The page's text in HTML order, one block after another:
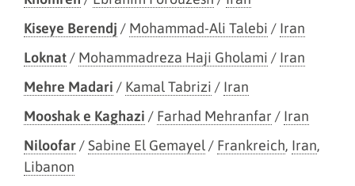
Kiseye Berendj / Mohammad-Ali Talebi / Iran
Loknat/ Mohammadreza Haji Gholami / Iran
Mehre Madari / Kamal Tabrizi / Iran
Mooshak e Kaghazi / Farhad Mehranfar / Iran
Niloofar/Sabine El Gemayel/ Frankreich, Iran,
Libanon